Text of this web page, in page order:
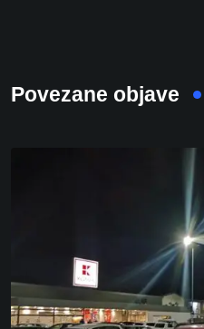
Povezane objave